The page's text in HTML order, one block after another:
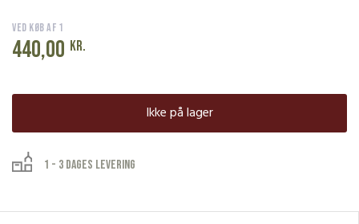
Ved køb af 1
440,00 kr.
Ikke på lager
1 - 3 dages levering